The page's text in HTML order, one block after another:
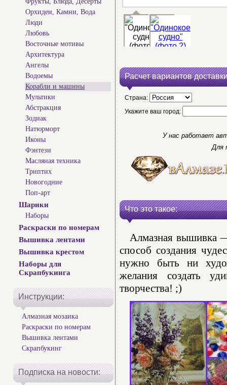
Орхидеи, Камни, Вода
Люди
Любовь
Восточные мотивы
Архитектура
Ангелы
Водоемы
Корабли и машины
Мультики
Абстракция
Зодиак
Натюрморт
Иконы
Фэнтези
Масляная техника
Триптих
Новогодние
Поп-арт
Шарики
Наборы
Раскраски по номерам
Вышивка лентами
Вышивка крестом
Наборы для
Скрапбукинга
Инструкции:
Алмазная мозаика
Раскраски по номерам
Вышивка лентами
Скрапбукинг
Подписка на новости:
Расчет вариантов
Страна:
Укажите ваш город:
У нас работает
Для
Что это такое:
Алмазная вышивка —
способ создания
нужно быть ни
желания создать
творчества! ;)